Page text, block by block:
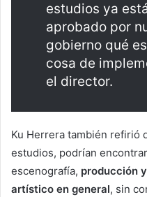
estudios ya
aprobado por
gobierno qué
cosa de
el director.
Ku Herrera también refirió
estudios, podrían
escenografía, producción
artístico en general, sin